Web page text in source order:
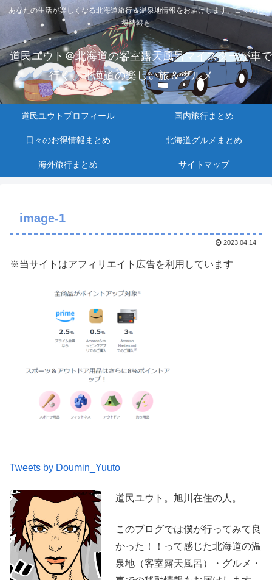
あなたの生活が楽しくなる北海道旅行＆温泉地情報をお届けします。日々のお
得情報も
道民ユウト＠北海道の客室露天風呂マイスターが車で
行く、北海道の楽しい旅＆グルメ
道民ユウトプロフィール 国内旅行まとめ
日々のお得情報まとめ 北海道グルメまとめ
海外旅行まとめ サイトマップ
image-1
2023.04.14
※当サイトはアフィリエイト広告を利用しています
Tweets by Doumin_Yuuto
道民ユウト。旭川在住の人。
このブログでは僕が行ってみて良
かった！！って感じた北海道の温
泉地（客室露天風呂）・グルメ・